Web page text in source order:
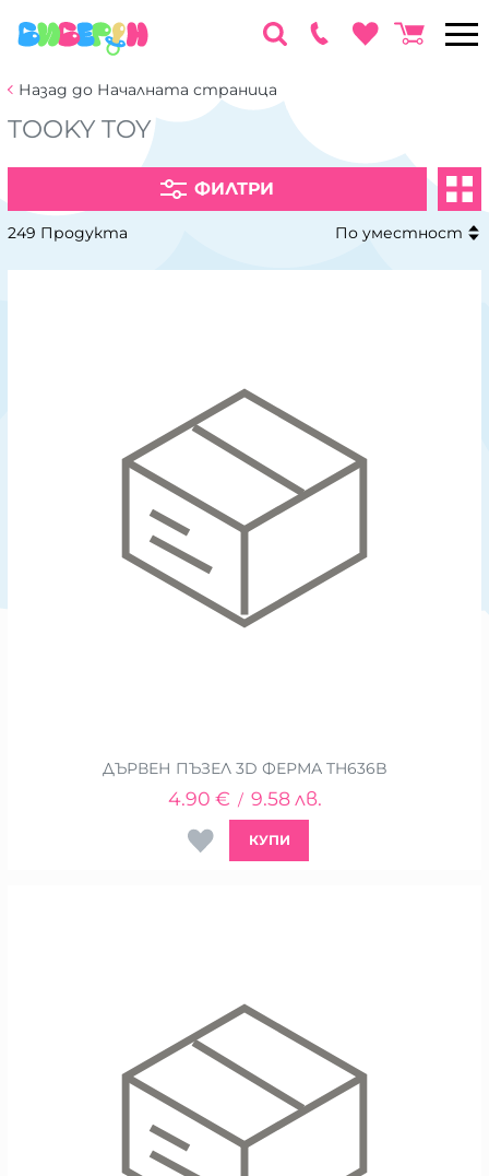
Назад до Началната страница
TOOKY TOY
ФИЛТРИ
249 Продукта По уместност
ДЪРВЕН ПЪЗЕЛ 3D ФЕРМА TH636B
4.90 € / 9.58 лв.
КУПИ